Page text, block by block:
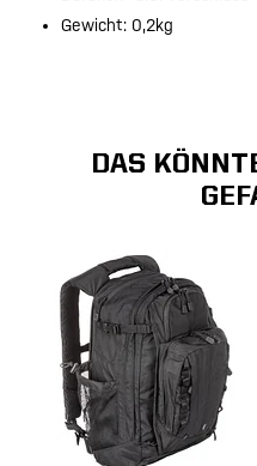
Gewicht: 0,2kg
DAS